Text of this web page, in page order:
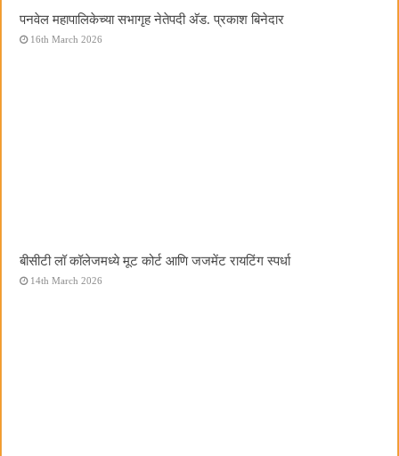
पनवेल महापालिकेच्या सभागृह नेतेपदी अ‍ॅड. प्रकाश बिनेदार
16th March 2026
बीसीटी लॉ कॉलेजमध्ये मूट कोर्ट आणि जजमेंट रायटिंग स्पर्धा
14th March 2026